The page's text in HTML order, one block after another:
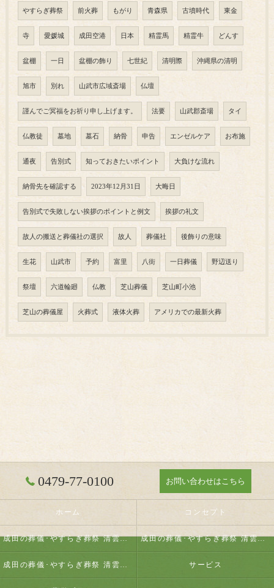
やすらぎ葬祭 前火葬 もがり 青森県 古墳時代 東金
寺 愛媛城 成田空港 日本 精霊馬 精霊牛 どんす
盆棚 一日 盆棚の飾り 七世紀 清明際 沖縄県の清明
旭市 別れ 山武市広域斎場 仏壇
謹んでご冥福をお祈り申し上げます。 法要 山武郡斎場 タイ
仏教徒 墓地 墓石 納骨 申告 エンゼルケア お布施
通夜 告別式 知っておきたいポイント 大負けな流れ
納骨先を確認する 2023年12月31日 大晦日
告別式で失敗しない挨拶のポイントと例文 挨拶の礼文
故人の搬送と葬儀社の選択 故人 葬儀社 後飾りの意味
生花 山武市 予約 富里 八街 一日葬儀 野辺送り
祭壇 六道輪廻 仏教 芝山葬儀 芝山町小池
芝山の葬儀屋 火葬式 液体火葬 アメリカでの最新火葬
0479-77-0100 お問い合わせはこちら
ホーム コンセプト
成田の葬儀･やすらぎ葬祭 清雲の口コミ情報 成田の葬儀･やすらぎ葬祭 清雲の評判
成田の葬儀･やすらぎ葬祭 清雲のお客様の声 サービス